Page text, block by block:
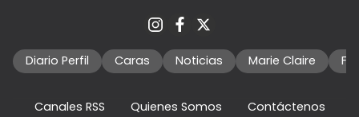
Diario Perfil Caras Noticias Marie Claire
Canales RSS Quienes Somos
Contáctenos